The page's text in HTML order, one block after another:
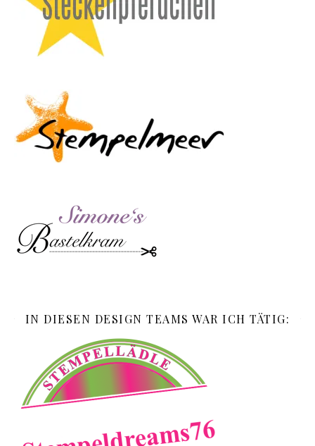
IN DIESEN DESIGN TEAMS WAR ICH TÄTIG: